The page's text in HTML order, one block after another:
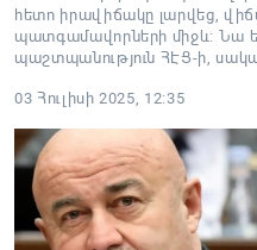
հետո իրավիճակը լարվեց,
պատգամավորների միջև: Նա
պաշտպանություն ՀԷՑ-ի,
03 Հուլիսի 2025, 12:35